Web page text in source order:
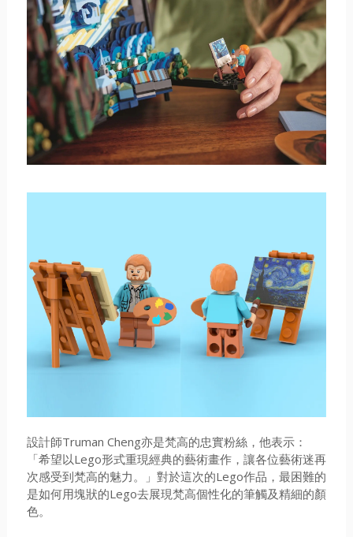
設計師Truman Cheng亦是梵高的忠實粉絲，他表示：
「希望以Lego形式重現經典的藝術畫作，讓各位藝術迷再
次感受到梵高的魅力。」對於這次的Lego作品，最困難的
是如何用塊狀的Lego去展現梵高個性化的筆觸及精細的顏
色。